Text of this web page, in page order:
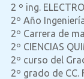
2 º ing.
2º Año
2º Carrera de
2º CIENCIAS
2º curso del
2º grado de CC.